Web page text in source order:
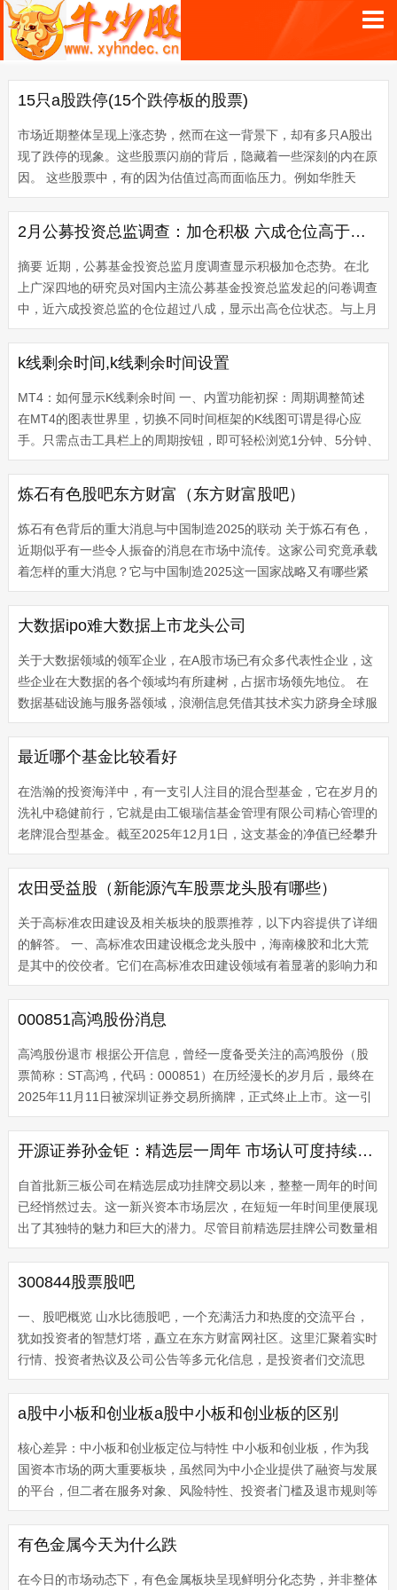
15只a股跌停(15个跌停板的股票)
市场近期整体呈现上涨态势，然而在这一背景下，却有多只A股出
现了跌停的现象。这些股票闪崩的背后，隐藏着一些深刻的内在原
因。 这些股票中，有的因为估值过高而面临压力。例如华胜天
成，其股价在短短一个月内涨幅高达200%，如此迅猛的涨幅背
2月公募投资总监调查：加仓积极 六成仓位高于八成
摘要 近期，公募基金投资总监月度调查显示积极加仓态势。在北
上广深四地的研究员对国内主流公募基金投资总监发起的问卷调查
中，近六成投资总监的仓位超过八成，显示出高仓位状态。与上月
的调查结果相比，投资总监们的乐观情绪有所降温，但对市场仍保
k线剩余时间,k线剩余时间设置
MT4：如何显示K线剩余时间 一、内置功能初探：周期调整简述
在MT4的图表世界里，切换不同时间框架的K线图可谓是得心应
手。只需点击工具栏上的周期按钮，即可轻松浏览1分钟、5分钟、
1小时或4小时等不同的时间维度。虽然这一功能并不直接显示倒计
炼石有色股吧东方财富（东方财富股吧）
炼石有色背后的重大消息与中国制造2025的联动 关于炼石有色，
近期似乎有一些令人振奋的消息在市场中流传。这家公司究竟承载
着怎样的重大消息？它与中国制造2025这一国家战略又有哪些紧
密的联系呢？让我们一同。 炼石有色，作为一支备受关注的股
大数据ipo难大数据上市龙头公司
关于大数据领域的领军企业，在A股市场已有众多代表性企业，这
些企业在大数据的各个领域均有所建树，占据市场领先地位。 在
数据基础设施与服务器领域，浪潮信息凭借其技术实力跻身全球服
务器市场前三，而中科曙光则是国产超算领域的龙头，参与到全国
最近哪个基金比较看好
在浩瀚的投资海洋中，有一支引人注目的混合型基金，它在岁月的
洗礼中稳健前行，它就是由工银瑞信基金管理有限公司精心管理的
老牌混合型基金。截至2025年12月1日，这支基金的净值已经攀升
至 0.3275 ，而其累计净值更是高达 5.4482 ，彰显出其在投资领
农田受益股（新能源汽车股票龙头股有哪些）
关于高标准农田建设及相关板块的股票推荐，以下内容提供了详细
的解答。 一、高标准农田建设概念龙头股中，海南橡胶和北大荒
是其中的佼佼者。它们在高标准农田建设领域有着显著的影响力和
市场份额。 二、农田水利建设方面，农平高科、岛和北大荒都是
涉及农田...
000851高鸿股份消息
高鸿股份退市 根据公开信息，曾经一度备受关注的高鸿股份（股
票简称：ST高鸿，代码：000851）在历经漫长的岁月后，最终在
2025年11月11日被深圳证券交易所摘牌，正式终止上市。这一引
起了市场的广泛关注，也让众多投资者深感痛心。接下来，我们将
开源证券孙金钜：精选层一周年 市场认可度持续提升 转板制度等改
自首批新三板公司在精选层成功挂牌交易以来，整整一周年的时间
已经悄然过去。这一新兴资本市场层次，在短短一年时间里便展现
出了其独特的魅力和巨大的潜力。尽管目前精选层挂牌公司数量相
对较少，但每一家的质地都堪称出色，可谓是优中选优。从市场表
300844股票股吧
一、股吧概览 山水比德股吧，一个充满活力和热度的交流平台，
犹如投资者的智慧灯塔，矗立在东方财富网社区。这里汇聚着实时
行情、投资者热议及公司公告等多元化信息，是投资者们交流思
想、分享观点、碰撞智慧的园地。多年来，山水比德股吧以其独特
a股中小板和创业板a股中小板和创业板的区别
核心差异：中小板和创业板定位与特性 中小板和创业板，作为我
国资本市场的两大重要板块，虽然同为中小企业提供了融资与发展
的平台，但二者在服务对象、风险特性、投资者门槛及退市规则等
方面存在显著的核心差异。 定位不同：中小板主要聚焦于那些成
有色金属今天为什么跌
在今日的市场动态下，有色金属板块呈现鲜明分化态势，并非整体